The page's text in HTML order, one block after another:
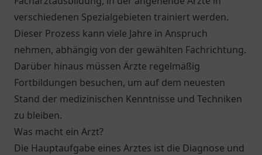
verschiedenen Spezialgebieten trainiert werden.
Dieser Prozess kann viele Jahre in Anspruch
nehmen, abhängig von der gewählten Fachrichtung.
Darüber hinaus müssen Ärzte regelmäßig
Fortbildungen besuchen, um auf dem neuesten
Stand der medizinischen Kenntnisse und Techniken
zu bleiben.
Was macht ein Arzt?
Die Hauptaufgabe eines Arztes ist die Diagnose und